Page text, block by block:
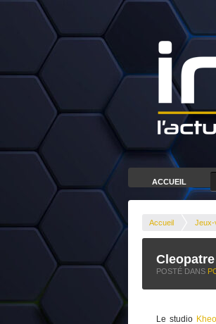
ACCUEIL
Accueil Jeux-
Cleopatre
POSTÉ DANS
Le studio